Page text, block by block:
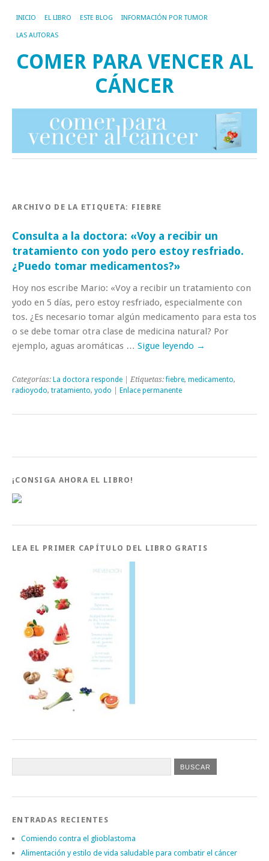
INICIO EL LIBRO ESTE BLOG INFORMACIÓN POR TUMOR
LAS AUTORAS
COMER PARA VENCER AL
CÁNCER
ARCHIVO DE LA ETIQUETA: FIEBRE
Consulta a la doctora: «Voy a recibir un
tratamiento con yodo pero estoy resfriado.
¿Puedo tomar medicamentos?»
Hoy nos escribe Mario: «Voy a recibir un tratamiento con
yodo en 5 días, pero estoy resfriado, especialmente con
tos. ¿Es necesario tomar algún medicamento para esta tos
o se debe tomar otra clase de medicina natural? Por
ejemplo, aguas aromáticas … Sigue leyendo →
Categorías: La doctora responde | Etiquetas:fiebre, medicamento,
radioyodo, tratamiento, yodo Enlace permanente
¡CONSIGA AHORA EL LIBRO!
LEA EL PRIMER CAPÍTULO DEL LIBRO GRATIS
ENTRADAS RECIENTES
Comiendo contra el glioblastoma
Alimentación y estilo de vida saludable para combatir el cáncer